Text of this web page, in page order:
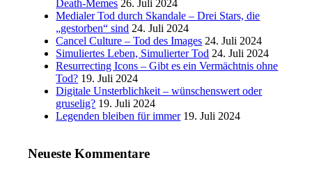
Death-Memes 26. Juli 2024
Medialer Tod durch Skandale – Drei Stars, die
„gestorben“ sind 24. Juli 2024
Cancel Culture – Tod des Images 24. Juli 2024
Simuliertes Leben, Simulierter Tod 24. Juli 2024
Resurrecting Icons – Gibt es ein Vermächtnis ohne
Tod? 19. Juli 2024
Digitale Unsterblichkeit – wünschenswert oder
gruselig? 19. Juli 2024
Legenden bleiben für immer 19. Juli 2024
Neueste Kommentare